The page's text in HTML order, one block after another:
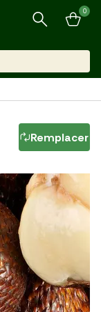
0
Remplacer